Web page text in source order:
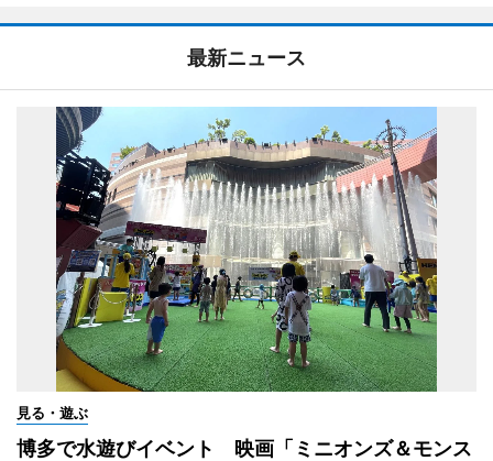
最新ニュース
見る・遊ぶ
博多で水遊びイベント 映画「ミニオンズ＆モンス